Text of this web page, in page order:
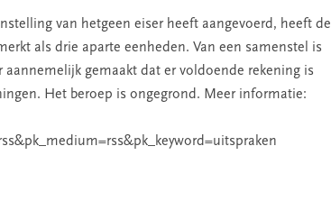
van hetgeen eiser heeft aangevoerd, heeft de
als drie aparte eenheden. Van een samenstel is
gemaakt dat er voldoende rekening is
Het beroep is ongegrond. Meer informatie: